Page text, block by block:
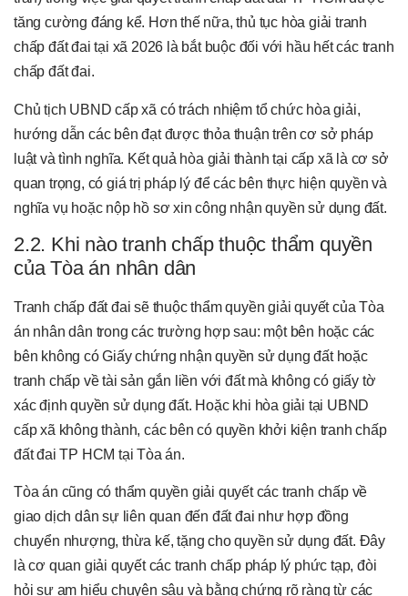
tăng cường đáng kể. Hơn thế nữa, thủ tục hòa giải tranh
chấp đất đai tại xã 2026 là bắt buộc đối với hầu hết các tranh
chấp đất đai.
Chủ tịch UBND cấp xã có trách nhiệm tổ chức hòa giải,
hướng dẫn các bên đạt được thỏa thuận trên cơ sở pháp
luật và tình nghĩa. Kết quả hòa giải thành tại cấp xã là cơ sở
quan trọng, có giá trị pháp lý để các bên thực hiện quyền và
nghĩa vụ hoặc nộp hồ sơ xin công nhận quyền sử dụng đất.
2.2. Khi nào tranh chấp thuộc thẩm quyền
của Tòa án nhân dân
Tranh chấp đất đai sẽ thuộc thẩm quyền giải quyết của Tòa
án nhân dân trong các trường hợp sau: một bên hoặc các
bên không có Giấy chứng nhận quyền sử dụng đất hoặc
tranh chấp về tài sản gắn liền với đất mà không có giấy tờ
xác định quyền sử dụng đất. Hoặc khi hòa giải tại UBND
cấp xã không thành, các bên có quyền khởi kiện tranh chấp
đất đai TP HCM tại Tòa án.
Tòa án cũng có thẩm quyền giải quyết các tranh chấp về
giao dịch dân sự liên quan đến đất đai như hợp đồng
chuyển nhượng, thừa kế, tặng cho quyền sử dụng đất. Đây
là cơ quan giải quyết các tranh chấp pháp lý phức tạp, đòi
hỏi sự am hiểu chuyên sâu và bằng chứng rõ ràng từ các